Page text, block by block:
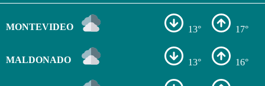
MONTEVIDEO 13° 17°
MALDONADO 13° 16°